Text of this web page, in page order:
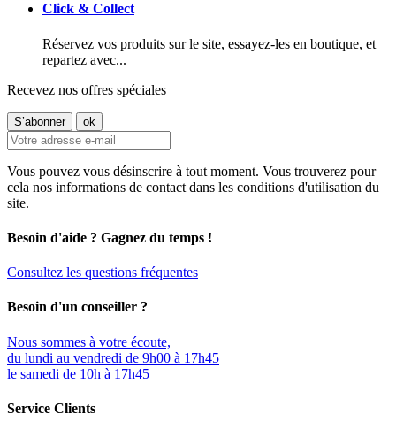
Click & Collect
Réservez vos produits sur le site, essayez-les en boutique, et
repartez avec...
Recevez nos offres spéciales
Vous pouvez vous désinscrire à tout moment. Vous trouverez pour
cela nos informations de contact dans les conditions d'utilisation du
site.
Besoin d'aide ? Gagnez du temps !
Consultez les questions fréquentes
Besoin d'un conseiller ?
Nous sommes à votre écoute,
du lundi au vendredi de 9h00 à 17h45
le samedi de 10h à 17h45
Service Clients